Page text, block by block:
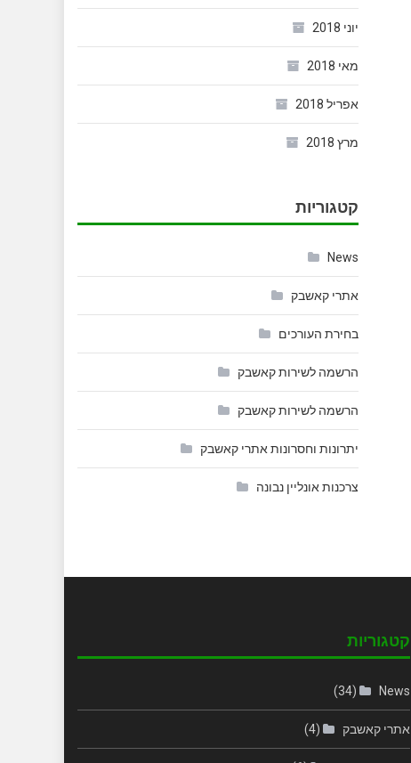
יוני 2018
מאי 2018
אפריל 2018
מרץ 2018
קטגוריות
News
אתרי קאשבק
בחירת העורכים
הרשמה לשירות קאשבק
הרשמה לשירות קאשבק
יתרונות וחסרונות אתרי קאשבק
צרכנות אונליין נבונה
קטגוריות
News
(34)
אתרי קאשבק (4)